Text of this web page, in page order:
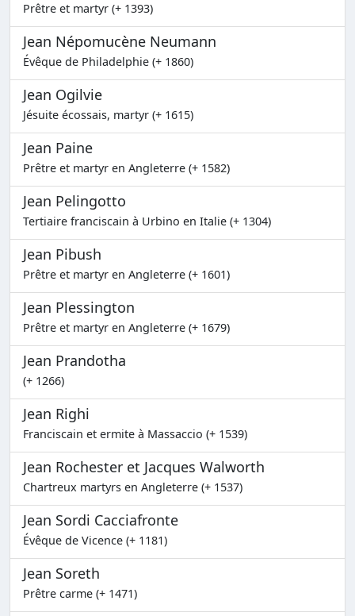
Prêtre et martyr (+ 1393)
Jean Népomucène Neumann
Évêque de Philadelphie (+ 1860)
Jean Ogilvie
Jésuite écossais, martyr (+ 1615)
Jean Paine
Prêtre et martyr en Angleterre (+ 1582)
Jean Pelingotto
Tertiaire franciscain à Urbino en Italie (+ 1304)
Jean Pibush
Prêtre et martyr en Angleterre (+ 1601)
Jean Plessington
Prêtre et martyr en Angleterre (+ 1679)
Jean Prandotha
(+ 1266)
Jean Righi
Franciscain et ermite à Massaccio (+ 1539)
Jean Rochester et Jacques Walworth
Chartreux martyrs en Angleterre (+ 1537)
Jean Sordi Cacciafronte
Évêque de Vicence (+ 1181)
Jean Soreth
Prêtre carme (+ 1471)